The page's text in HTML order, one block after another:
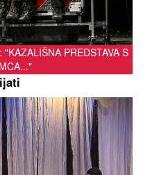
PREDSTAVA S